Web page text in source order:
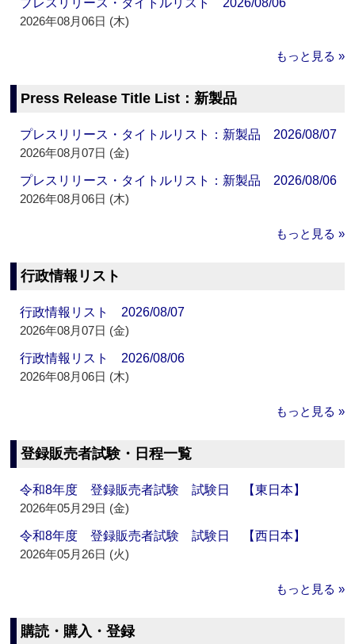
プレスリリース・タイトルリスト 2026/08/06
2026年08月06日 (木)
もっと見る »
Press Release Title List：新製品
プレスリリース・タイトルリスト：新製品 2026/08/07
2026年08月07日 (金)
プレスリリース・タイトルリスト：新製品 2026/08/06
2026年08月06日 (木)
もっと見る »
行政情報リスト
行政情報リスト 2026/08/07
2026年08月07日 (金)
行政情報リスト 2026/08/06
2026年08月06日 (木)
もっと見る »
登録販売者試験・日程一覧
令和8年度 登録販売者試験 試験日 【東日本】
2026年05月29日 (金)
令和8年度 登録販売者試験 試験日 【西日本】
2026年05月26日 (火)
もっと見る »
購読・購入・登録